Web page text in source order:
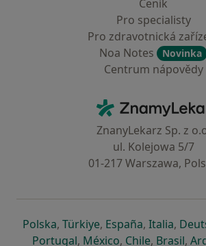
Ceník
Pro specialisty
Pro zdravotnická
Noa Notes
Novinka
Centrum nápovědy
ZnamyLekar
ZnanyLekarz Sp. z
ul. Kolejowa 5/7
01-217 Warszawa,
Polskase otevře v nové záložce
, Türkiyese otevře v nové
, Españase otevře v
, Italiase
,
Portugalse otevře v nové záložce
, Méxicose otevře v nové
, Chilese otevře
, Brasilse
,